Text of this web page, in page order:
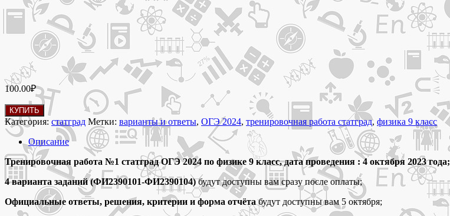
100.00₽
Количество
товара
4.10.2023 Тренировочная
работа
ОГЭ
2024
статград
физике
КУПИТЬ
Категория: статград Метки: варианты и ответы, ОГЭ 2024, тренировочная работа статград, физика 9 класс
Описание
Тренировочная работа №1 статград ОГЭ 2024 по физике 9 класс, дата проведения : 4 октября 2023 года;
4 варианта заданий (ФИ2390101-ФИ2390104)будут доступны вам сразу после оплаты;
Официальные ответы, решения, критерии и форма отчётабудут доступны вам 5 октября;